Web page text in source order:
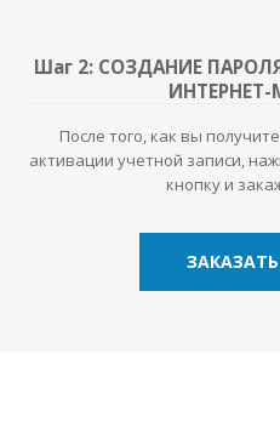
Шаг 2: СОЗДАНИЕ
После того, как вы
активации учетной записи,
кнопку и